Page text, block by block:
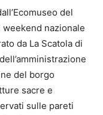
del
nazionale
da La Scatola di
del borgo
sacre e
sulle pareti